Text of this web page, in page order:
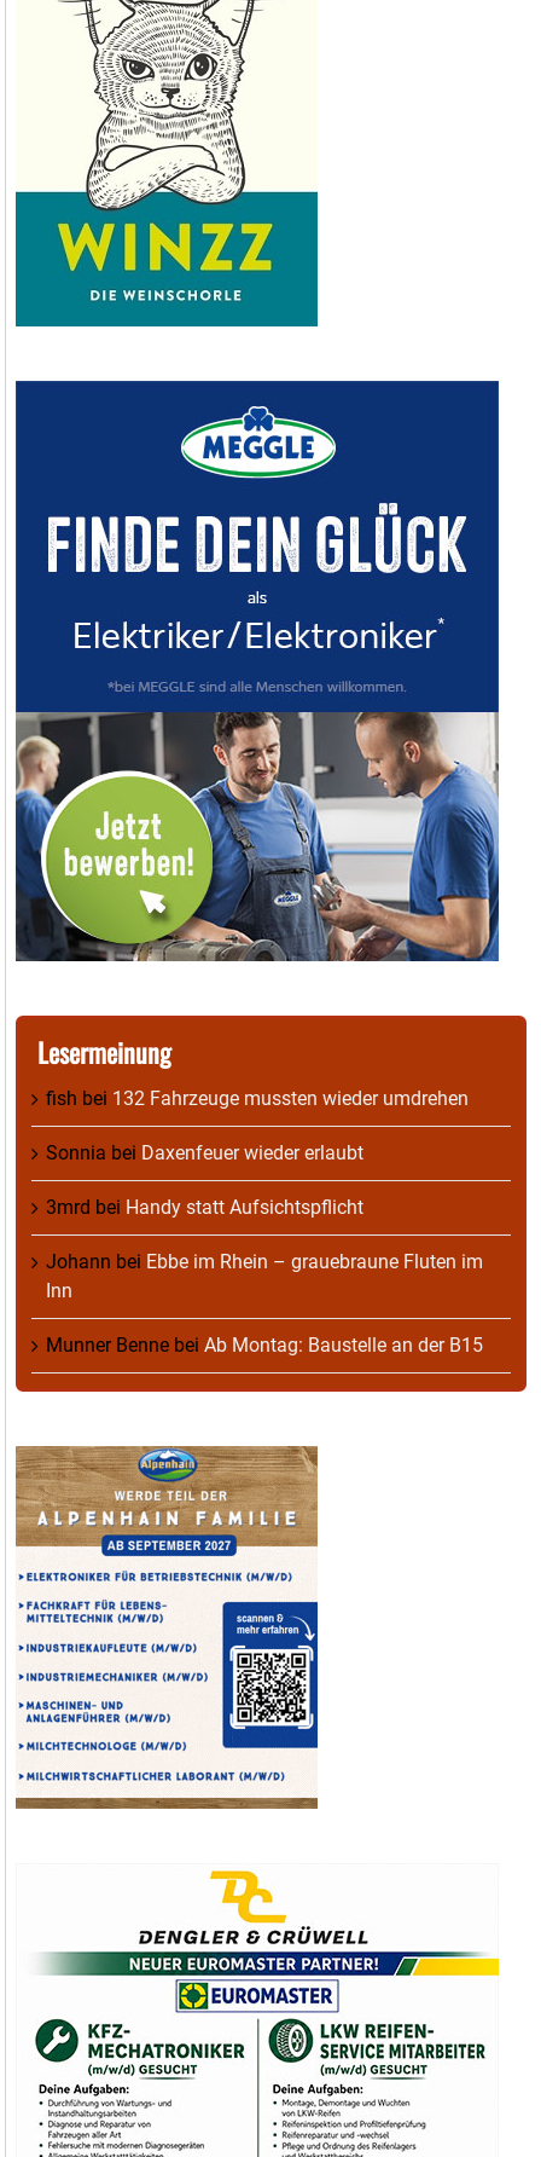
Lesermeinung
fish bei 132 Fahrzeuge mussten wieder umdrehen
Sonnia bei Daxenfeuer wieder erlaubt
3mrd bei Handy statt Aufsichtspflicht
Johann bei Ebbe im Rhein – grauebraune Fluten im
Inn
Munner Benne bei Ab Montag: Baustelle an der B15